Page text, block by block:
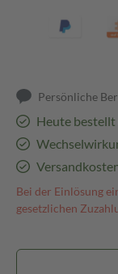
Persönliche
Heute bestellt
Bei der Einlösung
gesetzlichen